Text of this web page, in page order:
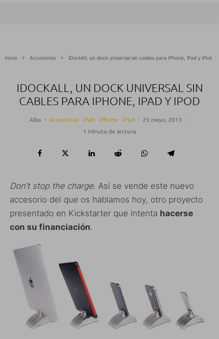
Inicio Accesorios iDockAll, un dock universal sin cables para iPhone, iPad y iPod
IDOCKALL, UN DOCK UNIVERSAL SIN
CABLES PARA IPHONE, IPAD Y IPOD
Alba · Accesorios iPad iPhone iPod · 25 mayo, 2013 ·
1 Minuto de lectura
Don’t stop the charge. Así se vende este nuevo
accesorio del que os hablamos hoy, otro proyecto
presentado en Kickstarter que intenta hacerse
con su financiación.